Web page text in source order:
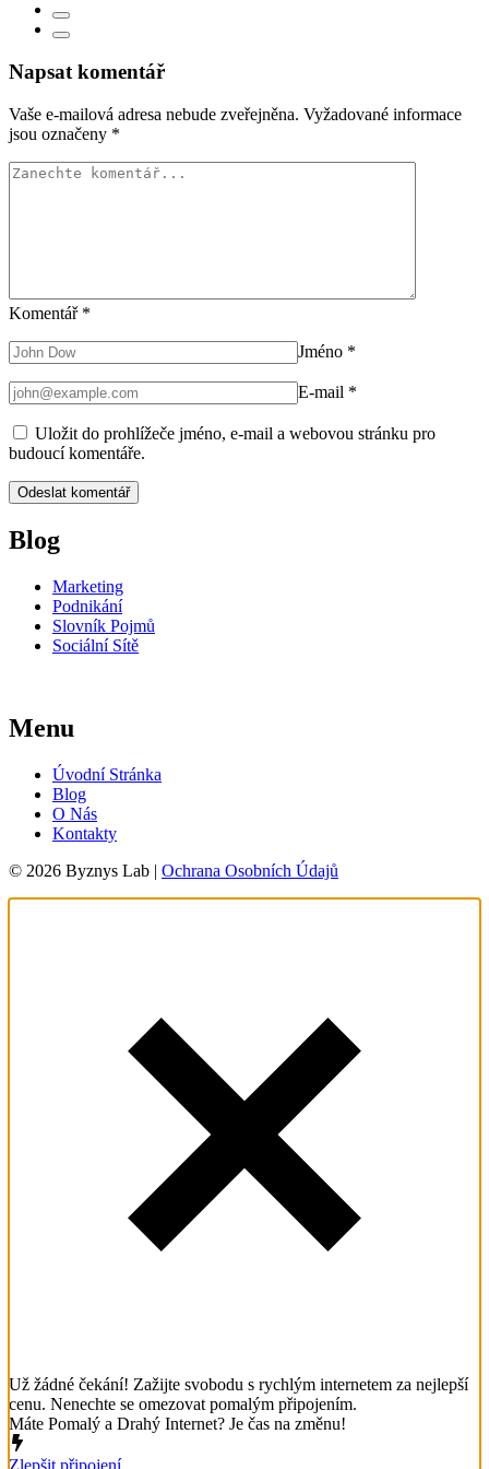
Napsat komentář
Vaše e-mailová adresa nebude zveřejněna. Vyžadované informace
jsou označeny *
Komentář *
Jméno *
E-mail *
Uložit do prohlížeče jméno, e-mail a webovou stránku pro
budoucí komentáře.
Blog
Marketing
Podnikání
Slovník Pojmů
Sociální Sítě
Menu
Úvodní Stránka
Blog
O Nás
Kontakty
© 2026 Byznys Lab | Ochrana Osobních Údajů
Už žádné čekání! Zažijte svobodu s rychlým internetem za nejlepší
cenu. Nenechte se omezovat pomalým připojením.
Máte Pomalý a Drahý Internet? Je čas na změnu!